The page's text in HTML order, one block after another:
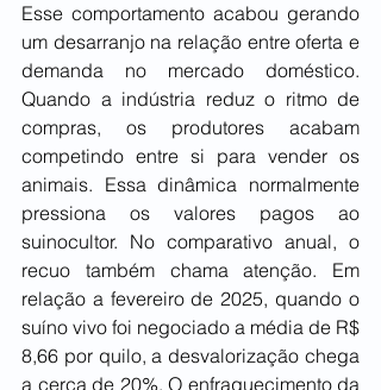
Esse comportamento acabou gerando
um desarranjo na relação entre oferta e
demanda no mercado doméstico.
Quando a indústria reduz o ritmo de
compras, os produtores acabam
competindo entre si para vender os
animais. Essa dinâmica normalmente
pressiona os valores pagos ao
suinocultor. No comparativo anual, o
recuo também chama atenção. Em
relação a fevereiro de 2025, quando o
suíno vivo foi negociado a média de R$
8,66 por quilo, a desvalorização chega
a cerca de 20%. O enfraquecimento da